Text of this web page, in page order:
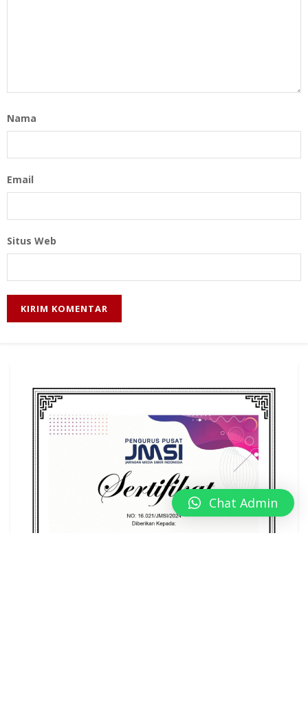
Nama
Email
Situs Web
Chat Admin